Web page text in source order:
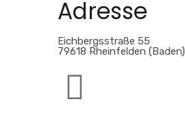
immer
entsperren
Adresse
Eichbergsstraße 55
79618 Rheinfelden (Baden)